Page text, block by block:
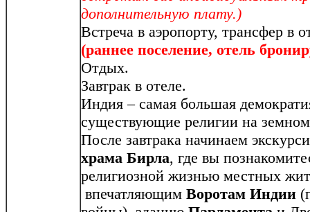
дополнительную плату.)
Встреча в аэропорту, трансфер в
(раннее поселение, отель
Отдых.
Завтрак в отеле.
Индия – самая большая
существующие религии на
После завтрака начинаем
храма Бирла, где вы
религиозной жизнью местных
впечатляющим Воротам Индии